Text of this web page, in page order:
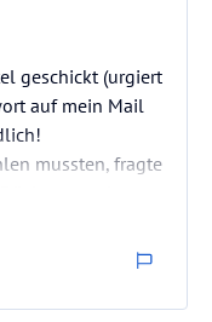
geschickt (urgiert
auf mein Mail
mussten, fragte
und Einlieferung
Urlaub
Hotel, aber